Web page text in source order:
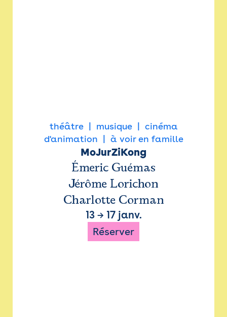
théâtre musique
cinéma
d'animation
à voir en famille
MoJurZiKong
Émeric Guémas
Jérôme Lorichon
Charlotte Corman
13→ 17 janv.
Réserver